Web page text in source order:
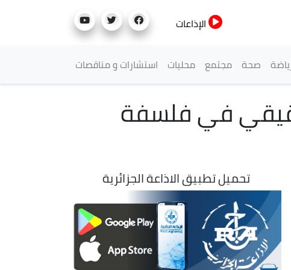
الإذاعات
صحة مجتمع محليات استشارات و مناقصات
في فلسفة
تحميل تطبيق الاذاعة الجزائرية